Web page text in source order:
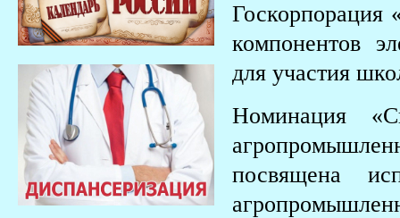
Госкорпорация
компонентов
для участия
Номинация
посвящена